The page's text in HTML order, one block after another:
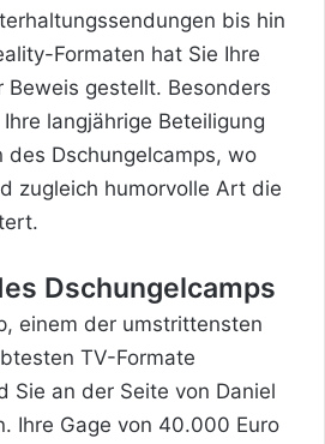
bis hin
Formaten hat Sie Ihre
gestellt. Besonders
langjährige Beteiligung
des Dschungelcamps, wo
zugleich humorvolle Art die
Dschungelcamps
einem der umstrittensten
TV-Formate
Sie an der Seite von Daniel
Ihre Gage von 40.000 Euro